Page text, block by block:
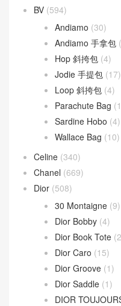
文章類目
(594)
Andiamo(30)
Andiamo 手拿包
Hop 斜挎包
Jodie 手提包
Loop 斜挎包
(4)
Parachute Bag
Sardine Hobo (4)
Wallace Bag (10)
Celine(340)
Chanel(669)
Dior
(508)